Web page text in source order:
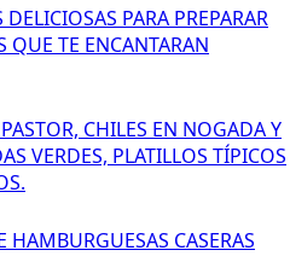
DELICIOSAS PARA PREPARAR
QUE TE ENCANTARAN
CHILES EN NOGADA Y
VERDES, PLATILLOS TÍPICOS
HAMBURGUESAS CASERAS